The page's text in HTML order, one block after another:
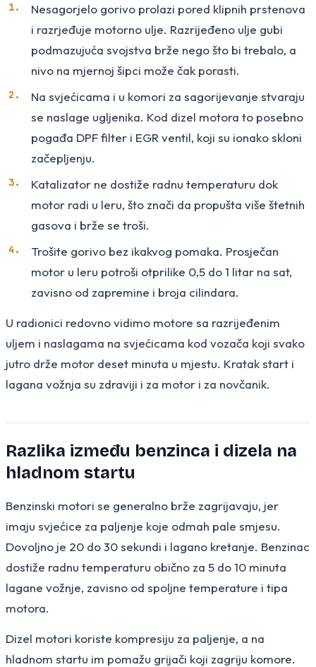
Nesagorjelo gorivo prolazi pored klipnih prstenova
i razrjeđuje motorno ulje. Razrijeđeno ulje gubi
podmazujuća svojstva brže nego što bi trebalo, a
nivo na mjernoj šipci može čak porasti.
Na svjećicama i u komori za sagorijevanje stvaraju
se naslage ugljenika. Kod dizel motora to posebno
pogađa DPF filter i EGR ventil, koji su ionako skloni
začepljenju.
Katalizator ne dostiže radnu temperaturu dok
motor radi u leru, što znači da propušta više štetnih
gasova i brže se troši.
Trošite gorivo bez ikakvog pomaka. Prosječan
motor u leru potroši otprilike 0,5 do 1 litar na sat,
zavisno od zapremine i broja cilindara.
U radionici redovno vidimo motore sa razrijeđenim
uljem i naslagama na svjećicama kod vozača koji svako
jutro drže motor deset minuta u mjestu. Kratak start i
lagana vožnja su zdraviji i za motor i za novčanik.
Razlika između benzinca i dizela na
hladnom startu
Benzinski motori se generalno brže zagrijavaju, jer
imaju svjećice za paljenje koje odmah pale smjesu.
Dovoljno je 20 do 30 sekundi i lagano kretanje. Benzinac
dostiže radnu temperaturu obično za 5 do 10 minuta
lagane vožnje, zavisno od spoljne temperature i tipa
motora.
Dizel motori koriste kompresiju za paljenje, a na
hladnom startu im pomažu grijači koji zagriju komore.